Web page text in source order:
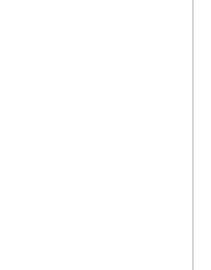
40 Classic
do 2-3 dnů